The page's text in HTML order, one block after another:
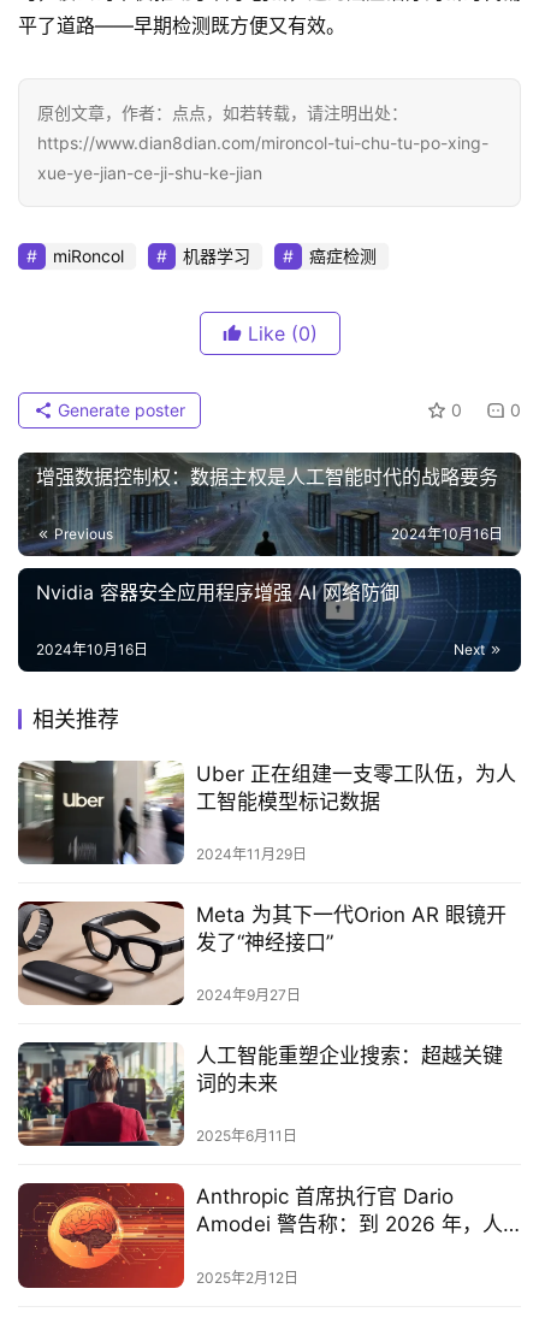
平了道路——早期检测既方便又有效。
原创文章，作者：点点，如若转载，请注明出处：
https://www.dian8dian.com/mironcol-tui-chu-tu-po-xing-
xue-ye-jian-ce-ji-shu-ke-jian
miRoncol 机器学习 癌症检测
Like (0)
0 0
Generate poster
增强数据控制权：数据主权是人工智能时代的战略要务
Previous 2024年10月16日
Nvidia 容器安全应用程序增强 AI 网络防御
Next
2024年10月16日
相关推荐
Uber 正在组建一支零工队伍，为人
工智能模型标记数据
2024年11月29日
Meta 为其下一代Orion AR 眼镜开
发了“神经接口”
2024年9月27日
人工智能重塑企业搜索：超越关键
词的未来‌
2025年6月11日
Anthropic 首席执行官 Dario
Amodei 警告称：到 2026 年，人
2025年2月12日